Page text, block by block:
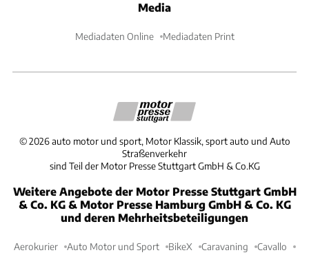
Media
Mediadaten Online Mediadaten Print
©2026 auto motor und sport, Motor Klassik, sport auto und Auto
Straßenverkehr
sind Teil der Motor Presse Stuttgart GmbH & Co.KG
Weitere Angebote der Motor Presse Stuttgart GmbH
& Co. KG & Motor Presse Hamburg GmbH & Co. KG
und deren Mehrheitsbeteiligungen
Aerokurier Auto Motor und Sport BikeX Caravaning Cavallo